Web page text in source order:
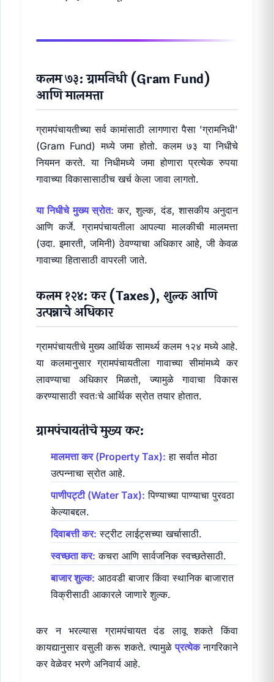
कलम ७३: ग्रामनिधी (Gram Fund)
आणि मालमत्ता
ग्रामपंचायतीच्या सर्व कामांसाठी लागणारा पैसा 'ग्रामनिधी'
(Gram Fund) मध्ये जमा होतो. कलम ७३ या निधीचे
नियमन करते. या निधीमध्ये जमा होणारा प्रत्येक रुपया
गावाच्या विकासासाठीच खर्च केला जावा लागतो.
या निधीचे मुख्य स्रोत: कर, शुल्क, दंड, शासकीय अनुदान
आणि कर्जे. ग्रामपंचायतीला आपल्या मालकीची मालमत्ता
(उदा. इमारती, जमिनी) ठेवण्याचा अधिकार आहे, जी केवळ
गावाच्या हितासाठी वापरली जाते.
कलम १२४: कर (Taxes), शुल्क आणि
उत्पन्नाचे अधिकार
ग्रामपंचायतीचे मुख्य आर्थिक सामर्थ्य कलम १२४ मध्ये आहे.
या कलमानुसार ग्रामपंचायतीला गावाच्या सीमांमध्ये कर
लावण्याचा अधिकार मिळतो, ज्यामुळे गावाचा विकास
करण्यासाठी स्वतःचे आर्थिक स्रोत तयार होतात.
ग्रामपंचायतीचे मुख्य कर:
मालमत्ता कर (Property Tax): हा सर्वात मोठा
उत्पन्नाचा स्रोत आहे.
पाणीपट्टी (Water Tax): पिण्याच्या पाण्याचा पुरवठा
केल्याबद्दल.
दिवाबत्ती कर: स्ट्रीट लाईट्सच्या खर्चासाठी.
स्वच्छता कर: कचरा आणि सार्वजनिक स्वच्छतेसाठी.
बाजार शुल्क: आठवडी बाजार किंवा स्थानिक बाजारात
विक्रीसाठी आकारले जाणारे शुल्क.
कर न भरल्यास ग्रामपंचायत दंड लावू शकते किंवा
कायद्यानुसार वसुली करू शकते. त्यामुळेप्रत्येकनागरिकाने
कर वेळेवर भरणे अनिवार्य आहे.